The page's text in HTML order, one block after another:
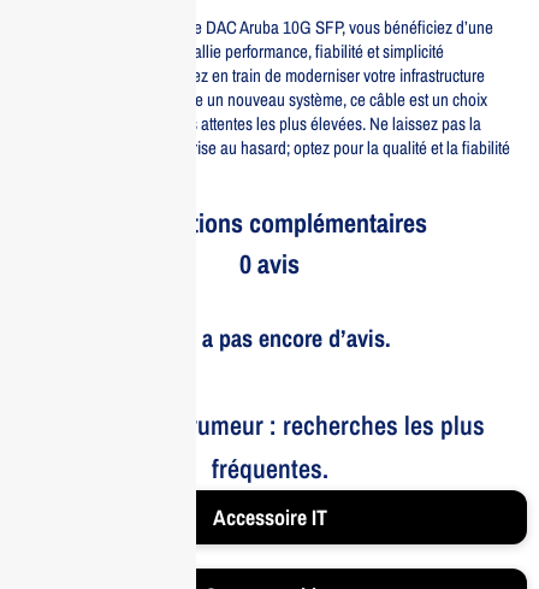
En investissant dans le câble DAC Aruba 10G SFP, vous bénéficiez d’une
solution de connectivité qui allie performance, fiabilité et simplicité
d’installation. Que vous soyez en train de moderniser votre infrastructure
réseau ou de mettre en place un nouveau système, ce câble est un choix
judicieux qui répondra à vos attentes les plus élevées. Ne laissez pas la
connectivité de votre entreprise au hasard; optez pour la qualité et la fiabilité
Informations complémentaires
0 avis
Il n’y a pas encore d’avis.
Le bruit et la rumeur : recherches les plus
fréquentes.
Accessoire IT